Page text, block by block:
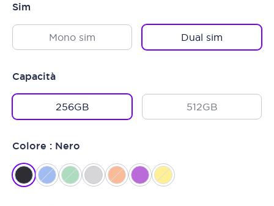
Sim
Mono sim Dual sim
Capacità
256GB 512GB
Colore : Nero